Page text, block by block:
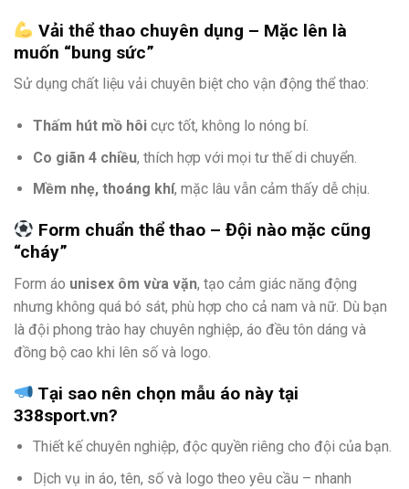
Vải thể thao chuyên dụng – Mặc lên là
muốn “bung sức”
Sử dụng chất liệu vải chuyên biệt cho vận động thể thao:
Thấm hút mồ hôicực tốt, không lo nóng bí.
Co giãn 4 chiều, thích hợp với mọi tư thế di chuyển.
Mềm nhẹ, thoáng khí, mặc lâu vẫn cảm thấy dễ chịu.
Form chuẩn thể thao – Đội nào mặc cũng
“cháy”
Form áo unisex ôm vừa vặn, tạo cảm giác năng động
nhưng không quá bó sát, phù hợp cho cả nam và nữ. Dù bạn
là đội phong trào hay chuyên nghiệp, áo đều tôn dáng và
đồng bộ cao khi lên số và logo.
Tại sao nên chọn mẫu áo này tại
338sport.vn?
Thiết kế chuyên nghiệp, độc quyền riêng cho đội của bạn.
Dịch vụ in áo, tên, số và logo theo yêu cầu – nhanh